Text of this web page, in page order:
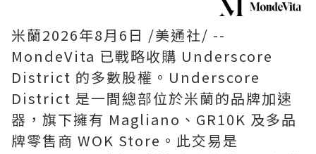
米蘭2026年8月6日 /美通社/ --
MondeVita 已戰略收購 Underscore
District 的多數股權。Underscore
District 是一間總部位於米蘭的品牌加速
器，旗下擁有 Magliano、GR10K 及多品
牌零售商 WOK Store。此交易是